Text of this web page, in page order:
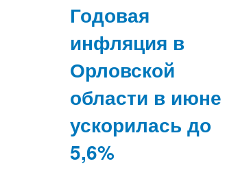
Годовая
инфляция в
Орловской
области в июне
ускорилась до
5,6%